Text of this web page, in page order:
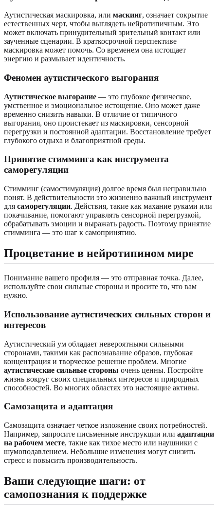
Аутистическая маскировка, или маскинг, означает сокрытие
естественных черт, чтобы выглядеть нейротипичным. Это
может включать принудительный зрительный контакт или
заученные сценарии. В краткосрочной перспективе
маскировка может помочь. Со временем она истощает
энергию и размывает идентичность.
Феномен аутистического выгорания
Аутистическое выгорание — это глубокое физическое,
умственное и эмоциональное истощение. Оно может даже
временно снизить навыки. В отличие от типичного
выгорания, оно проистекает из маскировки, сенсорной
перегрузки и постоянной адаптации. Восстановление требует
глубокого отдыха и благоприятной среды.
Принятие стимминга как инструмента
саморегуляции
Стимминг (самостимуляция) долгое время был неправильно
понят. В действительности это жизненно важный инструмент
для саморегуляции. Действия, такие как махание руками или
покачивание, помогают управлять сенсорной перегрузкой,
обрабатывать эмоции и выражать радость. Поэтому принятие
стимминга — это шаг к самопринятию.
Процветание в нейротипином мире
Понимание вашего профиля — это отправная точка. Далее,
используйте свои сильные стороны и просите то, что вам
нужно.
Использование аутистических сильных сторон и
интересов
Аутистический ум обладает невероятными сильными
сторонами, такими как распознавание образов, глубокая
концентрация и творческое решение проблем. Многие
аутистические сильные стороны очень ценны. Постройте
жизнь вокруг своих специальных интересов и природных
способностей. Во многих областях это настоящие активы.
Самозащита и адаптация
Самозащита означает четкое изложение своих потребностей.
Например, запросите письменные инструкции или адаптации
на рабочем месте, такие как тихое место или наушники с
шумоподавлением. Небольшие изменения могут снизить
стресс и повысить производительность.
Ваши следующие шаги: от
самопознания к поддержке